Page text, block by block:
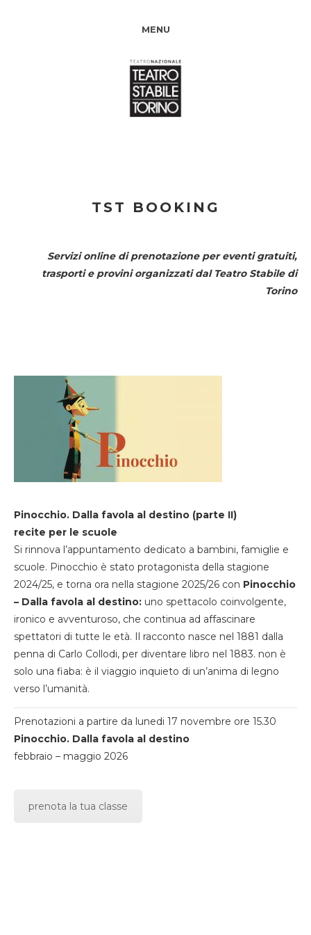
MENU
TST BOOKING
Servizi online di prenotazione per eventi gratuiti,
trasporti e provini organizzati dal Teatro Stabile di
Torino
Pinocchio. Dalla favola al destino (parte II)
recite per le scuole
Si rinnova l’appuntamento dedicato a bambini, famiglie e
scuole. Pinocchio è stato protagonista della stagione
2024/25, e torna ora nella stagione 2025/26 con Pinocchio
– Dalla favola al destino: uno spettacolo coinvolgente,
ironico e avventuroso, che continua ad affascinare
spettatori di tutte le età. Il racconto nasce nel 1881 dalla
penna di Carlo Collodi, per diventare libro nel 1883. non è
solo una fiaba: è il viaggio inquieto di un’anima di legno
verso l’umanità.
Prenotazioni a partire da lunedi 17 novembre ore 15.30
Pinocchio. Dalla favola al destino
febbraio – maggio 2026
prenota la tua classe